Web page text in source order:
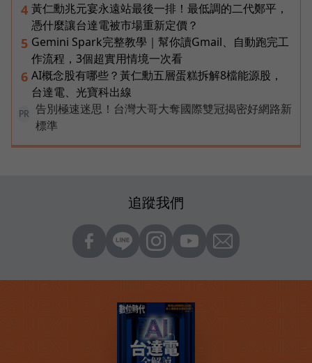
4 黃仁勳兆元宴永遠站最後一排！最低調的二代鄭平，
憑什麼讓台達電被市場重新定價？
5 Gemini Spark完整教學｜幫你讀Gmail、自動跑完工
作流程，3個超實用情境一次看
6 AI概念股有哪些？黃仁勳五層蛋糕拆解8檔能源股，
台達電、光寶科出線
PR
告別極速迷思！台灣大哥大奪國際雙冠揭密好網路新
標準
追蹤我們